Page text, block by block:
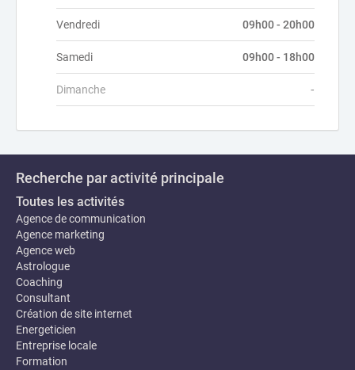
Vendredi 09h00 - 20h00
Samedi 09h00 - 18h00
Dimanche -
Recherche par activité principale
Toutes les activités
Agence de communication
Agence marketing
Agence web
Astrologue
Coaching
Consultant
Création de site internet
Energeticien
Entreprise locale
Formation